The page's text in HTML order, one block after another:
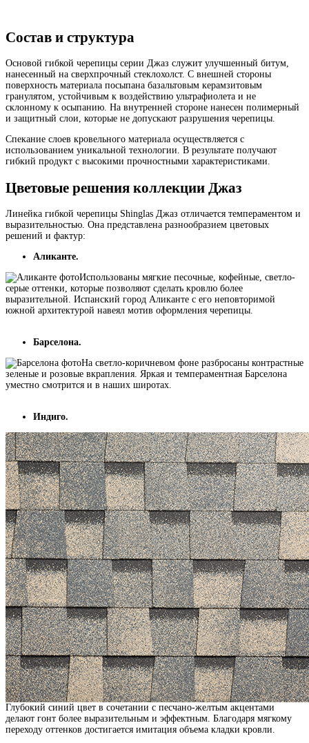
Состав и структура
Основой гибкой черепицы серии Джаз служит улучшенный битум,
нанесенный на сверхпрочный стеклохолст. С внешней стороны
поверхность материала посыпана базальтовым керамзитовым
гранулятом, устойчивым к воздействию ультрафиолета и не
склонному к осыпанию. На внутренней стороне нанесен полимерный
и защитный слои, которые не допускают разрушения черепицы.
Спекание слоев кровельного материала осуществляется с
использованием уникальной технологии. В результате получают
гибкий продукт с высокими прочностными характеристиками.
Цветовые решения коллекции Джаз
Линейка гибкой черепицы Shinglas Джаз отличается темпераментом и
выразительностью. Она представлена разнообразием цветовых
решений и фактур:
Аликанте.
Использованы мягкие песочные, кофейные, светло-
серые оттенки, которые позволяют сделать кровлю более
выразительной. Испанский город Аликанте с его неповторимой
южной архитектурой навеял мотив оформления черепицы.
Барселона.
На светло-коричневом фоне разбросаны контрастные
зеленые и розовые вкрапления. Яркая и темпераментная Барселона
уместно смотрится и в наших широтах.
Индиго.
Глубокий синий цвет в сочетании с песчано-желтым акцентами
делают гонт более выразительным и эффектным. Благодаря мягкому
переходу оттенков достигается имитация объема кладки кровли.